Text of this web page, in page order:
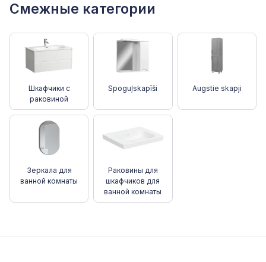
Смежные категории
Шкафчики с
раковиной
Spoguļskapīši Augstie skapji
Зеркала для
ванной комнаты
Раковины для
шкафчиков для
ванной комнаты